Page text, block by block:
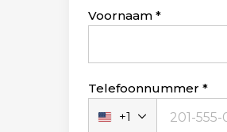
Leave
Voornaam
Telefoonnummer
Verenigde
+1